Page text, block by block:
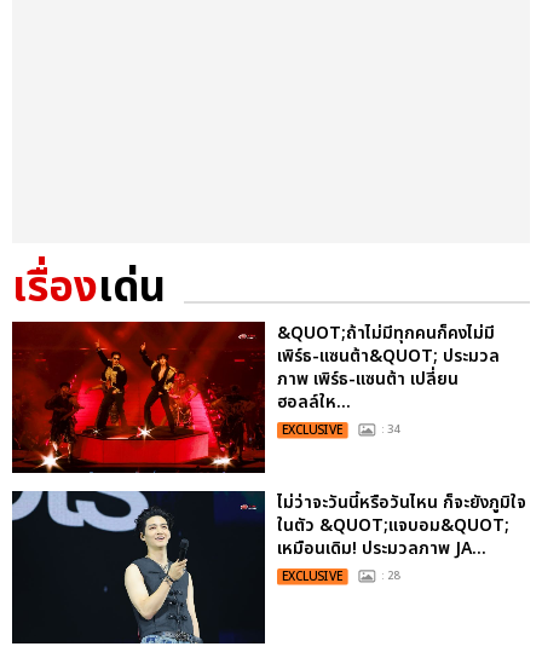
เรื่องเด่น
&QUOT;ถ้าไม่มีทุกคนก็คงไม่มี
เพิร์ธ-แซนต้า&QUOT; ประมวล
ภาพ เพิร์ธ-แซนต้า เปลี่ยน
ฮอลล์ให...
EXCLUSIVE : 34
ไม่ว่าจะวันนี้หรือวันไหน ก็จะยังภูมิใจ
ในตัว &QUOT;แจบอม&QUOT;
เหมือนเดิม! ประมวลภาพ JA...
EXCLUSIVE : 28